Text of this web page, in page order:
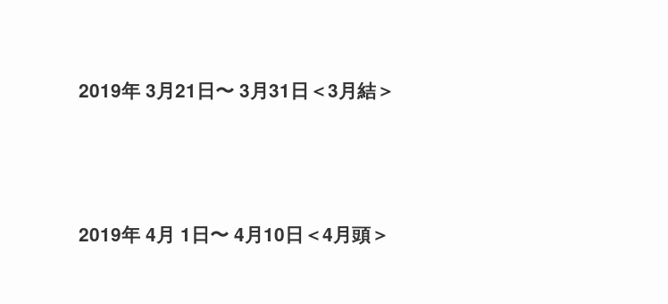
2019年 3月21日〜 3月31日＜3月結＞
2019年 4月 1日〜 4月10日＜4月頭＞